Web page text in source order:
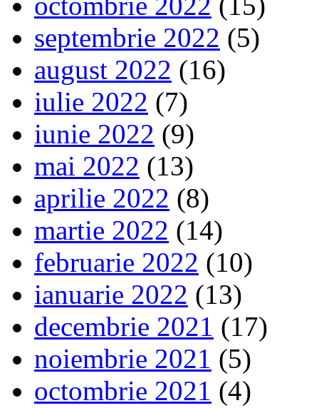
septembrie 2022 (5)
august 2022 (16)
iulie 2022 (7)
iunie 2022 (9)
mai 2022 (13)
aprilie 2022 (8)
martie 2022 (14)
februarie 2022 (10)
ianuarie 2022 (13)
decembrie 2021 (17)
noiembrie 2021 (5)
octombrie 2021 (4)